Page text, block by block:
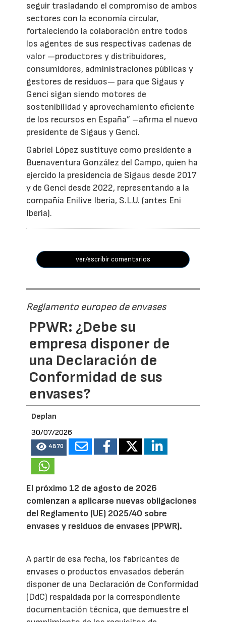
seguir trasladando el compromiso de ambos
sectores con la economía circular,
fortaleciendo la colaboración entre todos
los agentes de sus respectivas cadenas de
valor —productores y distribuidores,
consumidores, administraciones públicas y
gestores de residuos— para que Sigaus y
Genci sigan siendo motores de
sostenibilidad y aprovechamiento eficiente
de los recursos en España” –afirma el nuevo
presidente de Sigaus y Genci.
Gabriel López sustituye como presidente a
Buenaventura González del Campo, quien ha
ejercido la presidencia de Sigaus desde 2017
y de Genci desde 2022, representando a la
compañía Enilive Iberia, S.L.U. (antes Eni
Iberia).
ver/escribir comentarios
Reglamento europeo de envases
PPWR: ¿Debe su
empresa disponer de
una Declaración de
Conformidad de sus
envases?
Deplan
30/07/2026
4870
El próximo 12 de agosto de 2026
comienzan a aplicarse nuevas obligaciones
del Reglamento (UE) 2025/40 sobre
envases y residuos de envases (PPWR).
A partir de esa fecha, los fabricantes de
envases o productos envasados deberán
disponer de una Declaración de Conformidad
(DdC) respaldada por la correspondiente
documentación técnica, que demuestre el